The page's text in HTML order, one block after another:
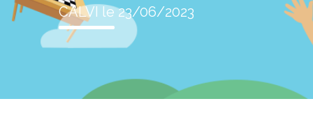
CALVI le 23/06/2023